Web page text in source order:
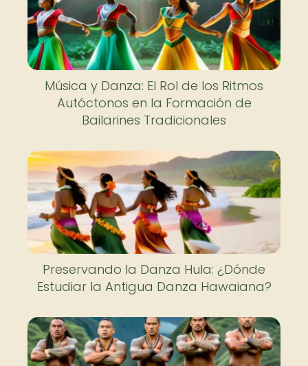
Música y Danza: El Rol de los Ritmos
Autóctonos en la Formación de
Bailarines Tradicionales
Preservando la Danza Hula: ¿Dónde
Estudiar la Antigua Danza Hawaiana?